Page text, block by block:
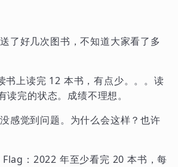
了好几次图书，不知道大家看了多
书上读完 12 本书，有点少。。。读
读完的状态。成绩不理想。
感觉到问题。为什么会这样？也许
：2022 年至少看完 20 本书，每